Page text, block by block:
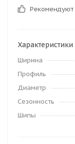
Рекомендуют
Характеристики
Ширина
Профиль
Диаметр
Сезонность
Шипы